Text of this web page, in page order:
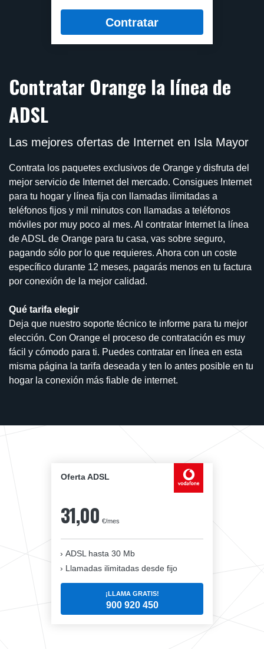
Contratar
Contratar Orange la línea de
ADSL
Las mejores ofertas de Internet en Isla Mayor
Contrata los paquetes exclusivos de Orange y disfruta del
mejor servicio de Internet del mercado. Consigues Internet
para tu hogar y línea fija con llamadas ilimitadas a
teléfonos fijos y mil minutos con llamadas a teléfonos
móviles por muy poco al mes. Al contratar Internet la línea
de ADSL de Orange para tu casa, vas sobre seguro,
pagando sólo por lo que requieres. Ahora con un coste
específico durante 12 meses, pagarás menos en tu factura
por conexión de la mejor calidad.
Qué tarifa elegir
Deja que nuestro soporte técnico te informe para tu mejor
elección. Con Orange el proceso de contratación es muy
fácil y cómodo para ti. Puedes contratar en línea en esta
misma página la tarifa deseada y ten lo antes posible en tu
hogar la conexión más fiable de internet.
Oferta ADSL
31,00 €/mes
ADSL hasta 30 Mb
Llamadas ilimitadas desde fijo
¡LLAMA GRATIS!
900 920 450